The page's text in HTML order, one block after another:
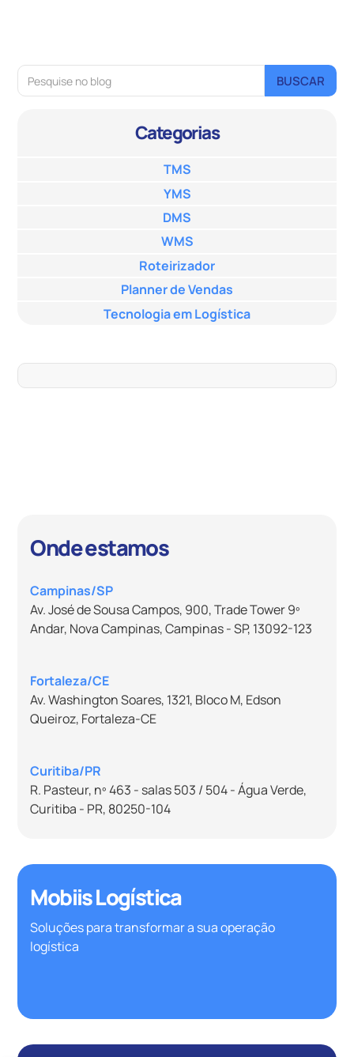
Categorias
TMS
YMS
DMS
WMS
Roteirizador
Planner de Vendas
Tecnologia em Logística
Mobiis Logística
Soluções para transformar a sua operação
logística
Onde estamos
Campinas/SP
Av. José de Sousa Campos, 900, Trade Tower 9º
Andar, Nova Campinas, Campinas - SP, 13092-123
Fortaleza/CE
Av. Washington Soares, 1321, Bloco M, Edson
Queiroz, Fortaleza-CE
Curitiba/PR
R. Pasteur, nº 463 - salas 503 / 504 - Água Verde,
Curitiba - PR, 80250-104